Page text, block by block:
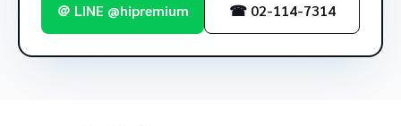
＠ LINE @hipremium ☎ 02-114-7314